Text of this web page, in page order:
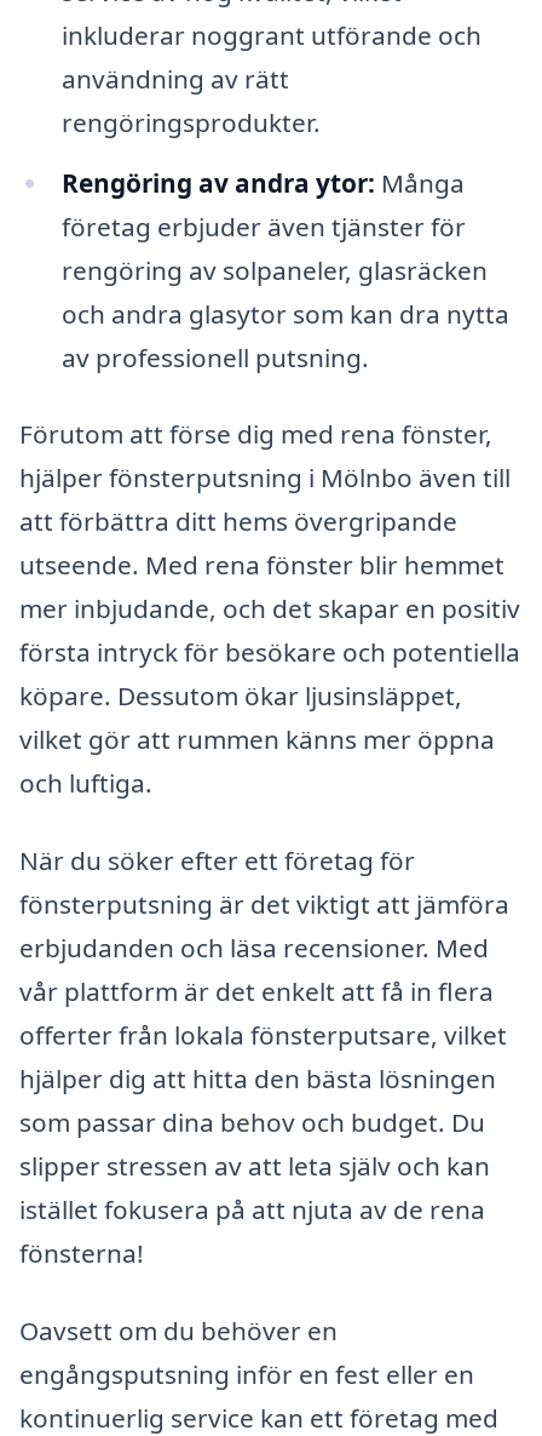
inkluderar noggrant utförande och
användning av rätt
rengöringsprodukter.
Rengöring av andra ytor: Många
företag erbjuder även tjänster för
rengöring av solpaneler, glasräcken
och andra glasytor som kan dra nytta
av professionell putsning.
Förutom att förse dig med rena fönster,
hjälper fönsterputsning i Mölnbo även till
att förbättra ditt hems övergripande
utseende. Med rena fönster blir hemmet
mer inbjudande, och det skapar en positiv
första intryck för besökare och potentiella
köpare. Dessutom ökar ljusinsläppet,
vilket gör att rummen känns mer öppna
och luftiga.
När du söker efter ett företag för
fönsterputsning är det viktigt att jämföra
erbjudanden och läsa recensioner. Med
vår plattform är det enkelt att få in flera
offerter från lokala fönsterputsare, vilket
hjälper dig att hitta den bästa lösningen
som passar dina behov och budget. Du
slipper stressen av att leta själv och kan
istället fokusera på att njuta av de rena
fönsterna!
Oavsett om du behöver en
engångsputsning inför en fest eller en
kontinuerlig service kan ett företag med